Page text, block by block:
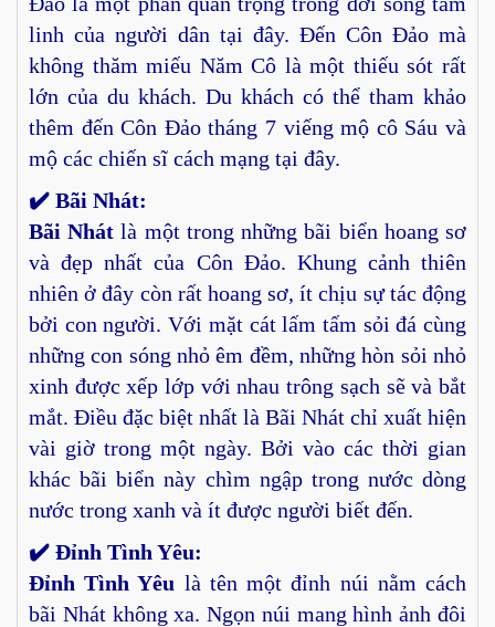
linh của người dân tại đây. Đến Côn Đảo mà
không thăm miếu Năm Cô là một thiếu sót rất
lớn của du khách. Du khách có thể tham khảo
thêm đến Côn Đảo tháng 7 viếng mộ cô Sáu và
mộ các chiến sĩ cách mạng tại đây.
✔️ Bãi Nhát:
Bãi Nhát là một trong những bãi biển hoang sơ
và đẹp nhất của Côn Đảo. Khung cảnh thiên
nhiên ở đây còn rất hoang sơ, ít chịu sự tác động
bởi con người. Với mặt cát lấm tấm sỏi đá cùng
những con sóng nhỏ êm đềm, những hòn sỏi nhỏ
xinh được xếp lớp với nhau trông sạch sẽ và bắt
mắt. Điều đặc biệt nhất là Bãi Nhát chỉ xuất hiện
vài giờ trong một ngày. Bởi vào các thời gian
khác bãi biển này chìm ngập trong nước dòng
nước trong xanh và ít được người biết đến.
✔️ Đỉnh Tình Yêu:
Đỉnh Tình Yêu là tên một đỉnh núi nằm cách
bãi Nhát không xa. Ngọn núi mang hình ảnh đôi